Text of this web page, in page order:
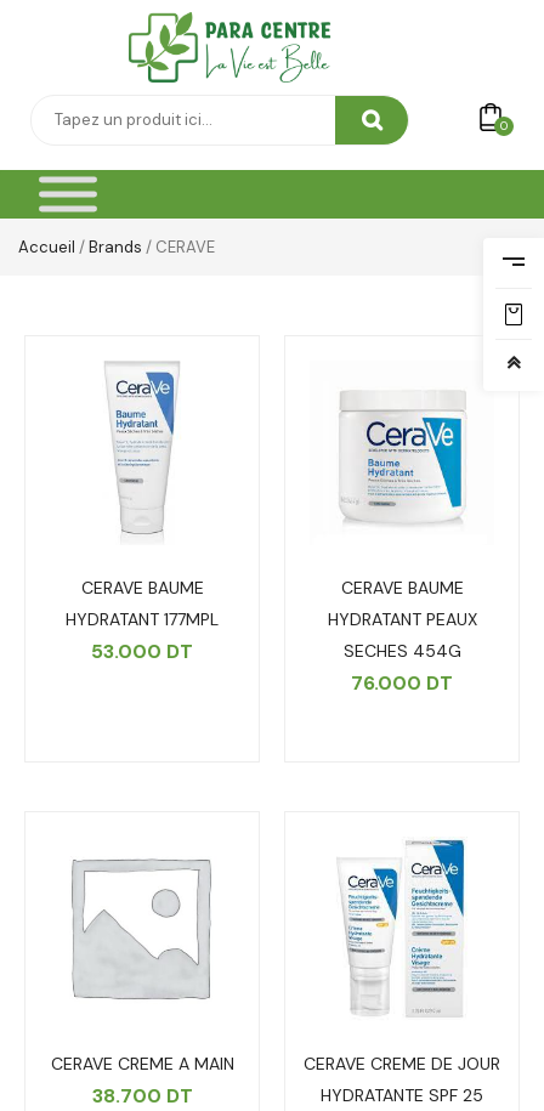
0
Accueil /Brands / CERAVE
CERAVE BAUME
HYDRATANT 177MPL
53.000 DT
CERAVE BAUME
HYDRATANT PEAUX
SECHES 454G
76.000 DT
CERAVE CREME A MAIN
38.700 DT
CERAVE CREME DE JOUR
HYDRATANTE SPF 25